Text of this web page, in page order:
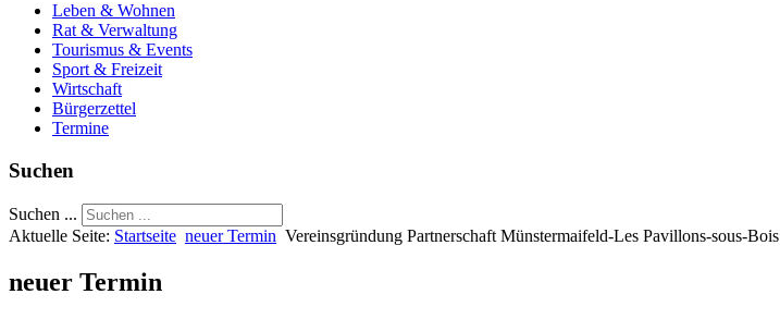
Leben & Wohnen
Rat & Verwaltung
Tourismus & Events
Sport & Freizeit
Wirtschaft
Bürgerzettel
Termine
Suchen
Suchen ...
Aktuelle Seite: Startseite neuer Termin Vereinsgründung Partnerschaft Münstermaifeld-Les Pavillons-sous-Bois
neuer Termin